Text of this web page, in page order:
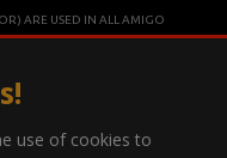
ARE USED IN ALL AMIGO
the website:
use of cookies to